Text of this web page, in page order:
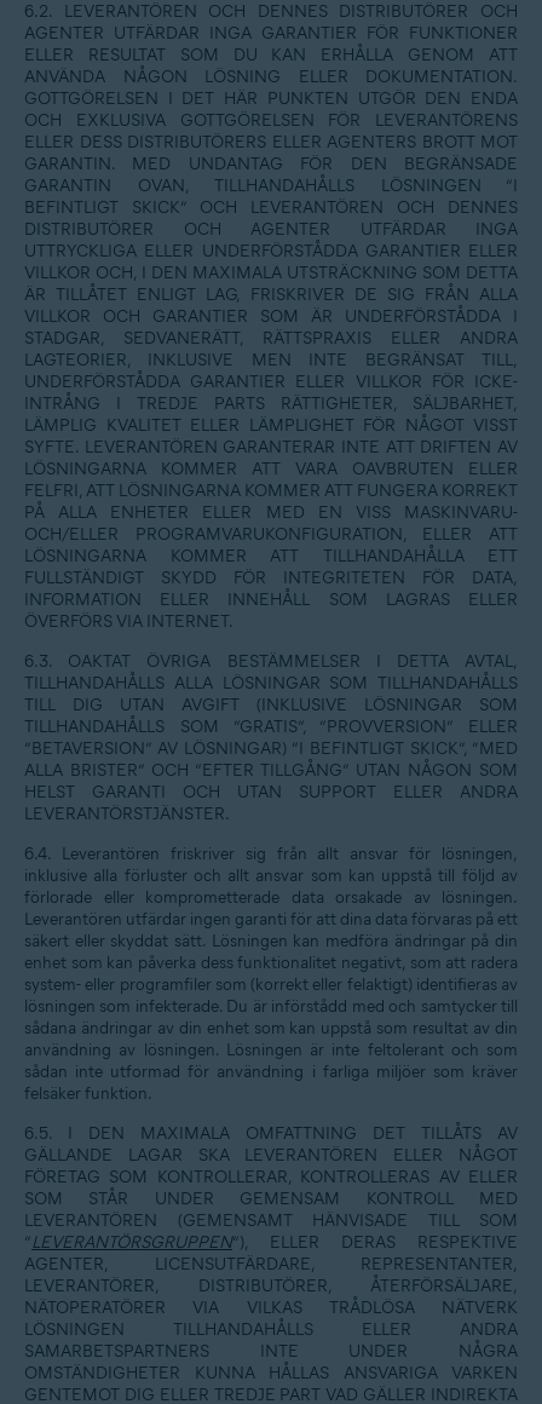
6.2. LEVERANTÖREN OCH DENNES DISTRIBUTÖRER OCH
AGENTER UTFÄRDAR INGA GARANTIER FÖR FUNKTIONER
ELLER RESULTAT SOM DU KAN ERHÅLLA GENOM ATT
ANVÄNDA NÅGON LÖSNING ELLER DOKUMENTATION.
GOTTGÖRELSEN I DET HÄR PUNKTEN UTGÖR DEN ENDA
OCH EXKLUSIVA GOTTGÖRELSEN FÖR LEVERANTÖRENS
ELLER DESS DISTRIBUTÖRERS ELLER AGENTERS BROTT MOT
GARANTIN. MED UNDANTAG FÖR DEN BEGRÄNSADE
GARANTIN OVAN, TILLHANDAHÅLLS LÖSNINGEN ”I
BEFINTLIGT SKICK” OCH LEVERANTÖREN OCH DENNES
DISTRIBUTÖRER OCH AGENTER UTFÄRDAR INGA
UTTRYCKLIGA ELLER UNDERFÖRSTÅDDA GARANTIER ELLER
VILLKOR OCH, I DEN MAXIMALA UTSTRÄCKNING SOM DETTA
ÄR TILLÅTET ENLIGT LAG, FRISKRIVER DE SIG FRÅN ALLA
VILLKOR OCH GARANTIER SOM ÄR UNDERFÖRSTÅDDA I
STADGAR, SEDVANERÄTT, RÄTTSPRAXIS ELLER ANDRA
LAGTEORIER, INKLUSIVE MEN INTE BEGRÄNSAT TILL,
UNDERFÖRSTÅDDA GARANTIER ELLER VILLKOR FÖR ICKE-
INTRÅNG I TREDJE PARTS RÄTTIGHETER, SÄLJBARHET,
LÄMPLIG KVALITET ELLER LÄMPLIGHET FÖR NÅGOT VISST
SYFTE. LEVERANTÖREN GARANTERAR INTE ATT DRIFTEN AV
LÖSNINGARNA KOMMER ATT VARA OAVBRUTEN ELLER
FELFRI, ATT LÖSNINGARNA KOMMER ATT FUNGERA KORREKT
PÅ ALLA ENHETER ELLER MED EN VISS MASKINVARU-
OCH/ELLER PROGRAMVARUKONFIGURATION, ELLER ATT
LÖSNINGARNA KOMMER ATT TILLHANDAHÅLLA ETT
FULLSTÄNDIGT SKYDD FÖR INTEGRITETEN FÖR DATA,
INFORMATION ELLER INNEHÅLL SOM LAGRAS ELLER
ÖVERFÖRS VIA INTERNET.
6.3. OAKTAT ÖVRIGA BESTÄMMELSER I DETTA AVTAL,
TILLHANDAHÅLLS ALLA LÖSNINGAR SOM TILLHANDAHÅLLS
TILL DIG UTAN AVGIFT (INKLUSIVE LÖSNINGAR SOM
TILLHANDAHÅLLS SOM ”GRATIS”, ”PROVVERSION” ELLER
”BETAVERSION” AV LÖSNINGAR) ”I BEFINTLIGT SKICK”, ”MED
ALLA BRISTER” OCH ”EFTER TILLGÅNG” UTAN NÅGON SOM
HELST GARANTI OCH UTAN SUPPORT ELLER ANDRA
LEVERANTÖRSTJÄNSTER.
6.4. Leverantören friskriver sig från allt ansvar för lösningen,
inklusive alla förluster och allt ansvar som kan uppstå till följd av
förlorade eller komprometterade data orsakade av lösningen.
Leverantören utfärdar ingen garanti för att dina data förvaras på ett
säkert eller skyddat sätt. Lösningen kan medföra ändringar på din
enhet som kan påverka dess funktionalitet negativt, som att radera
system- eller programfiler som (korrekt eller felaktigt) identifieras av
lösningen som infekterade. Du är införstådd med och samtycker till
sådana ändringar av din enhet som kan uppstå som resultat av din
användning av lösningen. Lösningen är inte feltolerant och som
sådan inte utformad för användning i farliga miljöer som kräver
felsäker funktion.
6.5. I DEN MAXIMALA OMFATTNING DET TILLÅTS AV
GÄLLANDE LAGAR SKA LEVERANTÖREN ELLER NÅGOT
FÖRETAG SOM KONTROLLERAR, KONTROLLERAS AV ELLER
SOM STÅR UNDER GEMENSAM KONTROLL MED
LEVERANTÖREN (GEMENSAMT HÄNVISADE TILL SOM
”LEVERANTÖRSGRUPPEN”), ELLER DERAS RESPEKTIVE
AGENTER, LICENSUTFÄRDARE, REPRESENTANTER,
LEVERANTÖRER, DISTRIBUTÖRER, ÅTERFÖRSÄLJARE,
NÄTOPERATÖRER VIA VILKAS TRÅDLÖSA NÄTVERK
LÖSNINGEN TILLHANDAHÅLLS ELLER ANDRA
SAMARBETSPARTNERS INTE UNDER NÅGRA
OMSTÄNDIGHETER KUNNA HÅLLAS ANSVARIGA VARKEN
GENTEMOT DIG ELLER TREDJE PART VAD GÄLLER INDIREKTA